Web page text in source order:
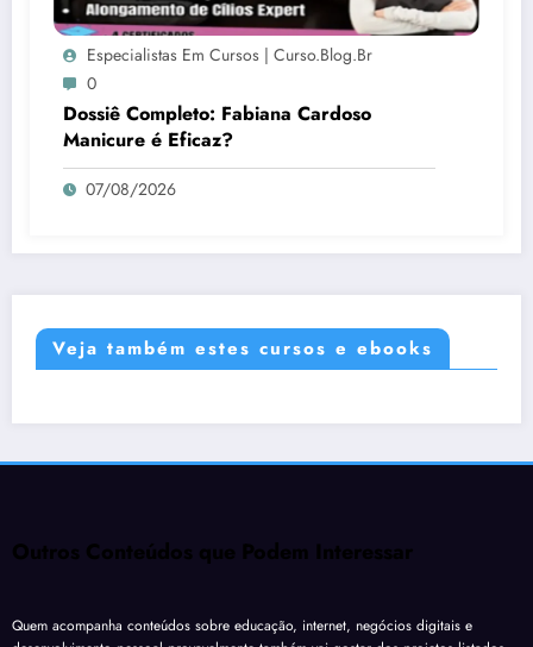
Especialistas Em Cursos | Curso.blog.br
0
Dossiê Completo: Fabiana Cardoso
Manicure é Eficaz?
07/08/2026
Veja também estes cursos e ebooks
Outros Conteúdos que Podem Interessar
Quem acompanha conteúdos sobre educação, internet, negócios digitais e